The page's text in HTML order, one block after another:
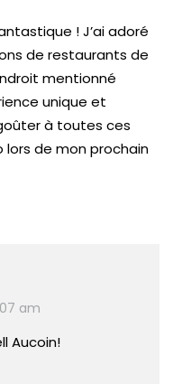
! J’ai adoré
de restaurants de
mentionné
unique et
à toutes ces
lors de mon prochain
am
Aucoin!